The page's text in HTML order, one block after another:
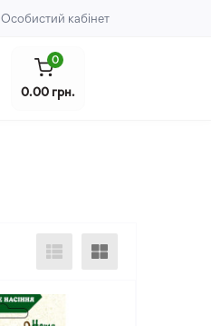
Особистий кабінет
0
0.00 грн.